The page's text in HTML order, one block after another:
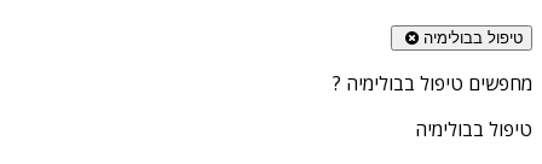
טיפול בבולימיה
מחפשים טיפול בבולימיה ?
טיפול בבולימיה